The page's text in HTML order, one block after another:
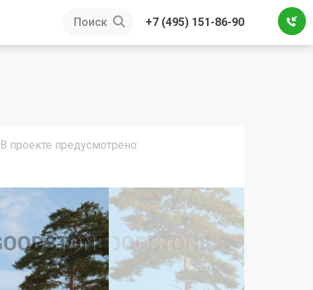
Поиск +7 (495) 151-86-90
В проекте предусмотрено: